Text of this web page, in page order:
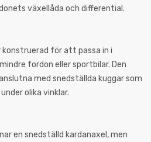
växellåda och differential.
konstruerad för att passa in i
fordon eller sportbilar. Den
med snedställda kuggar som
olika vinklar.
en snedställd kardanaxel, men